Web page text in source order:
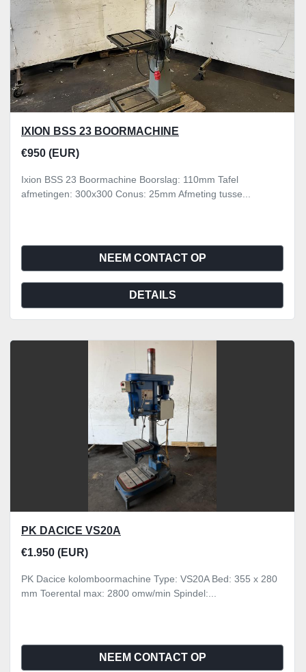
IXION BSS 23 BOORMACHINE
€950 (EUR)
Ixion BSS 23 Boormachine Boorslag: 110mm Tafel
afmetingen: 300x300 Conus: 25mm Afmeting tusse...
NEEM CONTACT OP
DETAILS
PK DACICE VS20A
€1.950 (EUR)
PK Dacice kolomboormachine Type: VS20A Bed: 355 x 280
mm Toerental max: 2800 omw/min Spindel:...
NEEM CONTACT OP